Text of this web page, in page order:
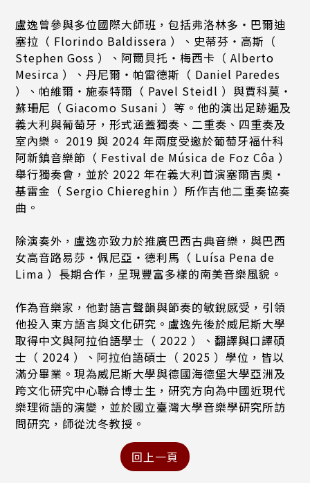
盧逸曾參與多位國際大師班，包括弗洛林多・巴爾迪
塞拉（ Florindo Baldissera ）、史蒂芬・高斯（
Stephen Goss ）、阿爾貝托・梅西卡（ Alberto
Mesirca ）、丹尼爾・帕雷德斯（ Daniel Paredes
）、帕維爾・施泰特爾（ Pavel Steidl ）與賈科莫・
蘇珊尼（ Giacomo Susani ）等。他的演出足跡遍及
義大利與葡萄牙，形式涵蓋獨奏、二重奏、四重奏及
室內樂。 2019 與 2024 年兩度受邀於葡萄牙福什科
阿新鎮音樂節（ Festival de Música de Foz Côa ）
舉行獨奏會，並於 2022 年在義大利首演塞爾吉奧・
基雷金（ Sergio Chiereghin ）所作吉他二重奏協奏
曲。
除演奏外，盧逸亦致力於推廣巴西古典音樂，與巴西
女高音路易莎・佩尼亞・德利馬（ Luísa Pena de
Lima ）長期合作，呈現豐富多樣的南美音樂風貌。
作為音樂家，他對語言聲韻與節奏的敏銳感受，引領
他投入東方語言與文化研究。盧逸先後於威尼斯大學
取得中文與阿拉伯語學士（ 2022 ）、翻譯與口譯碩
士（ 2024 ）、阿拉伯語碩士（ 2025 ）學位，皆以
滿分畢業。現為威尼斯大學與德國海德堡大學亞洲及
跨文化研究中心聯合博士生，研究方向為中國近現代
樂理術語的演變，並於國立臺灣大學音樂學研究所訪
問研究，師從沈冬教授。